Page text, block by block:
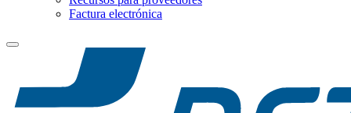
Factura electrónica